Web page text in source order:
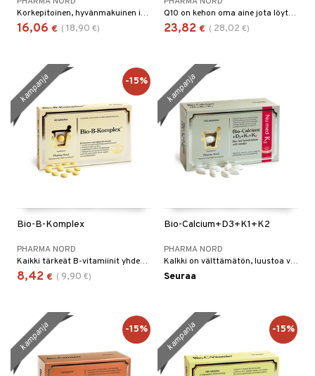
Korkepitoinen, hyvänmakuinen imeskely- ja purutabletti.
16,06 € ( 18,90 €)
Q10 on kehon oma aine jota löytyy kaikista kehon soluista ja jolla on merkittävä rooli energiantuotannossa. Jotta keho voi hyödyntää ainetta ubiqinon Q10, täytyy sen muuntautua ubiqinoliksi. Bio-Active Uniqinol Q10.ssa on tämä vaihe jo toteutunut, jonka vuoksi keho voi hyödyntää aineen välittömästi.
23,82 € ( 28,02 €)
Bio-B-Komplex
PHARMA NORD
Kaikki tärkeät B-vitamiinit yhdessä tabletissa.
8,42 € ( 9,90 €)
kampanja -15%
Bio-Calcium+D3+K1+K2
PHARMA NORD
Kalkki on välttämätön, luustoa vahvistava mineraali. 99 prosenttia kehomme kalsiumista on varastoitu luustoomme. Vitamiini D3 sekä K-vitamiinin kanssa.
Seuraa
kampanja
kampanja -15% kampanja -15%